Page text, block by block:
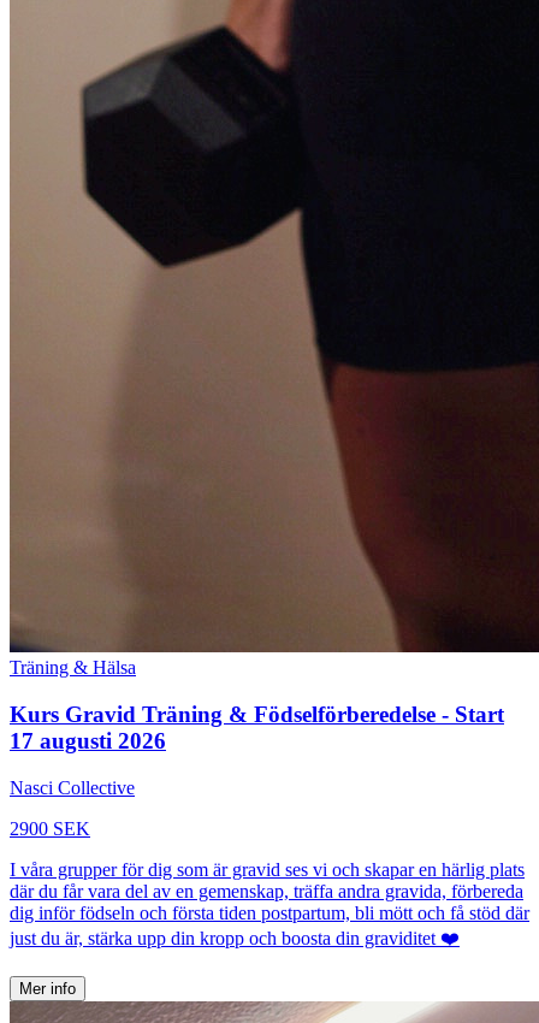
Träning & Hälsa
Kurs Gravid Träning & Födselförberedelse - Start
17 augusti 2026
Nasci Collective
2900 SEK
I våra grupper för dig som är gravid ses vi och skapar en härlig plats
där du får vara del av en gemenskap, träffa andra gravida, förbereda
dig inför födseln och första tiden postpartum, bli mött och få stöd där
just du är, stärka upp din kropp och boosta din graviditet ❤️
Mer info